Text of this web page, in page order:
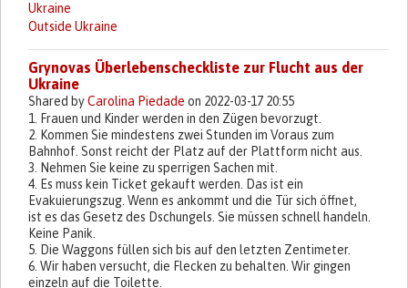
Ukraine
Outside Ukraine
Grynovas Überlebenscheckliste zur Flucht aus der
Ukraine
Shared byCarolina Piedade on 2022-03-17 20:55
1. Frauen und Kinder werden in den Zügen bevorzugt.
2. Kommen Sie mindestens zwei Stunden im Voraus zum
Bahnhof. Sonst reicht der Platz auf der Plattform nicht aus.
3. Nehmen Sie keine zu sperrigen Sachen mit.
4. Es muss kein Ticket gekauft werden. Das ist ein
Evakuierungszug. Wenn es ankommt und die Tür sich öffnet,
ist es das Gesetz des Dschungels. Sie müssen schnell handeln.
Keine Panik.
5. Die Waggons füllen sich bis auf den letzten Zentimeter.
6. Wir haben versucht, die Flecken zu behalten. Wir gingen
einzeln auf die Toilette.